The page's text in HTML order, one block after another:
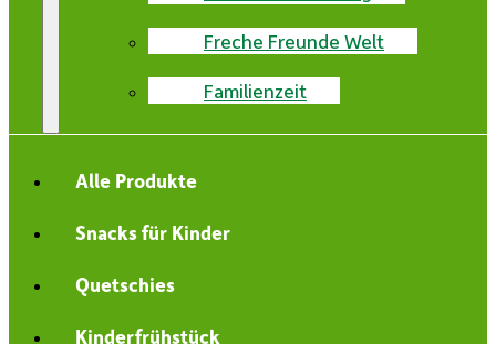
Freche Freunde Welt
Familienzeit
Alle Produkte
Snacks für Kinder
Quetschies
Kinderfrühstück